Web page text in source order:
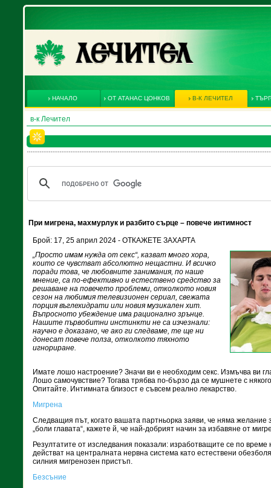
НАЧАЛО ОТ АТАНАС ЦОНКОВ В-К ЛЕЧИТЕЛ
в-к Лечител
При мигрена, махмурлук и разбито сърце – повече интимност
Брой: 17, 25 април 2024 - ОТКАЖЕТЕ ЗАХАРТА
„Просто имам нужда от секс“, казват много хора,
които се чувстват абсолютно нещастни. И всичко
поради това, че любовните занимания, по наше
мнение, са по-ефективно и естествено средство за
решаване на повечето проблеми, отколкото новия
сезон на любимия телевизионен сериал, свежата
порция въглехидрати или новия музикален хит.
Въпросното убеждение има рационално зрънце.
Нашите първобитни инстинкти не са изчезнали:
научно е доказано, че ако ги следваме, те ще ни
донесат повече полза, отколкото тяхното
игнориране.
Имате лошо настроение? Значи ви е необходим секс. Измъчва ви
Лошо самочувствие? Тогава трябва по-бързо да се мушнете с
Опитайте. Интимната близост е съвсем реално лекарство.
Мигрена
Следващия път, когато вашата партньорка заяви, че няма желание
„боли главата“, кажете й, че най-добрият начин за избавяне от
Резултатите от изследвания показали: изработващите се по
действат на централната нервна система като естествени
силния мигренозен пристъп.
Безсъние